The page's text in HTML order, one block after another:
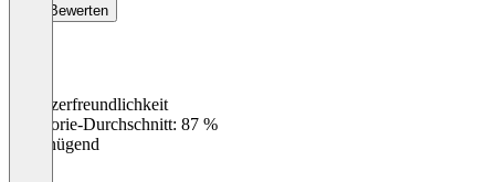
Bewerten
Benutzerfreundlichkeit
Kategorie-Durchschnitt: 87 %
Ungenügend